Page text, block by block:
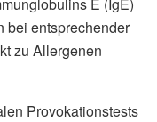
bei entsprechender
zu Allergenen
Provokationstests